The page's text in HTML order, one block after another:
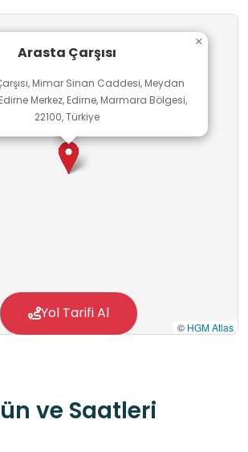
yansıtan yapısıyla öğrenciler
öğrenme ortamı sunar. Tarihi
geçmişin sosyal, ekonomik
dair canlı örnekler sunar.
esnaf kültürünü ve kent
için gözlem yapılabilecek
Böylece öğrenciler, hem
Arasta Çarşısı
Mimar Sinan Caddesi, Meydan
Merkez, Edirne, Marmara Bölgesi,
22100, Türkiye
×
© HGM Atlas
Yol Tarifi Al
ve Saatleri